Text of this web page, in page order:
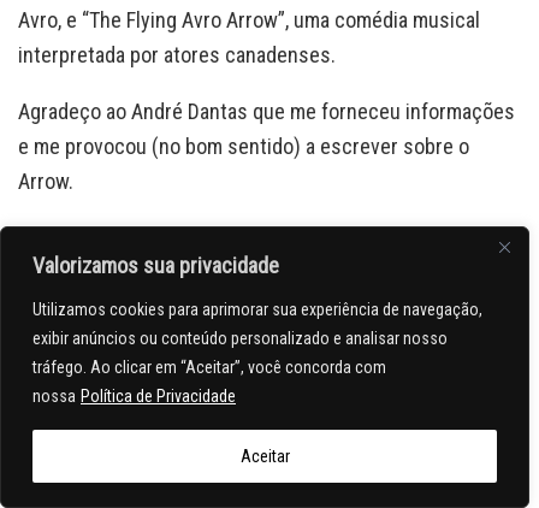
Valorizamos sua privacidade
Utilizamos cookies para aprimorar sua experiência de navegação,
exibir anúncios ou conteúdo personalizado e analisar nosso
tráfego. Ao clicar em “Aceitar”, você concorda com
nossa Política de Privacidade
Aceitar
Avro, e “The Flying Avro Arrow”, uma comédia musical
interpretada por atores canadenses.
Agradeço ao André Dantas que me forneceu informações
e me provocou (no bom sentido) a escrever sobre o
Arrow.
Tags: Arrow aviação Avião aviões Avro Avro Arrow